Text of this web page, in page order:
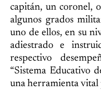
capitán, un coronel,
algunos grados
uno de ellos, en su
adiestrado e
respectivo
“Sistema Educativo
una herramienta vital